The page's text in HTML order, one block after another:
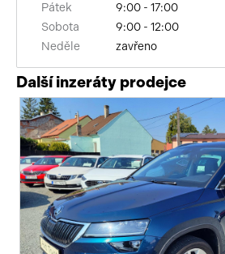
Pátek
9:00 - 17:00
Sobota
9:00 - 12:00
Neděle
zavřeno
Další inzeráty prodejce